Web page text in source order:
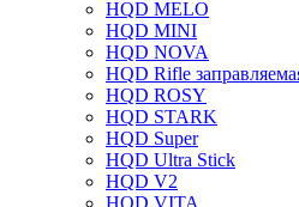
HQD MELO
HQD MINI
HQD NOVA
HQD Rifle
HQD ROSY
HQD STARK
HQD Super
HQD Ultra Stick
HQD V2
HQD VITA